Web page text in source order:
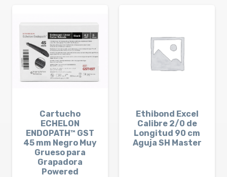
Cartucho
ECHELON
ENDOPATH™ GST
45 mm Negro Muy
Grueso para
Grapadora
Powered
Ethibond Excel
Calibre 2/0 de
Longitud 90 cm
Aguja SH Master